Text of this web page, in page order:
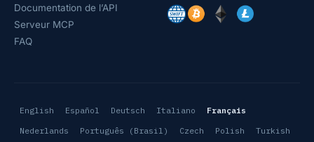
Documentation de l’API
Serveur MCP
FAQ
English Español Deutsch Italiano
Français
Nederlands
Português (Brasil) Czech Polish
Turkish